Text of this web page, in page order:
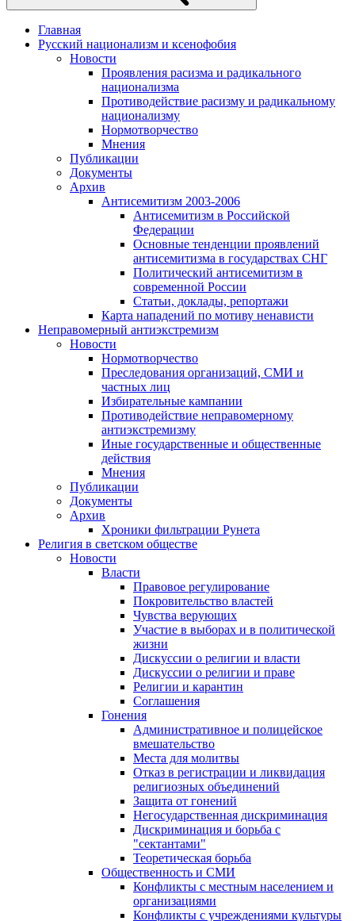
Главная
Русский национализм и ксенофобия
Новости
Проявления расизма и радикального
национализма
Противодействие расизму и радикальному
национализму
Нормотворчество
Мнения
Публикации
Документы
Архив
Антисемитизм 2003-2006
Антисемитизм в Российской
Федерации
Основные тенденции проявлений
антисемитизма в государствах СНГ
Политический антисемитизм в
современной России
Статьи, доклады, репортажи
Карта нападений по мотиву ненависти
Неправомерный антиэкстремизм
Новости
Нормотворчество
Преследования организаций, СМИ и
частных лиц
Избирательные кампании
Противодействие неправомерному
антиэкстремизму
Иные государственные и общественные
действия
Мнения
Публикации
Документы
Архив
Хроники фильтрации Рунета
Религия в светском обществе
Новости
Власти
Правовое регулирование
Покровительство властей
Чувства верующих
Участие в выборах и в политической
жизни
Дискуссии о религии и власти
Дискуссии о религии и праве
Религии и карантин
Соглашения
Гонения
Административное и полицейское
вмешательство
Места для молитвы
Отказ в регистрации и ликвидация
религиозных объединений
Защита от гонений
Негосударственная дискриминация
Дискриминация и борьба с
"сектантами"
Теоретическая борьба
Общественность и СМИ
Конфликты с местным населением и
организациями
Конфликты с учреждениями культуры